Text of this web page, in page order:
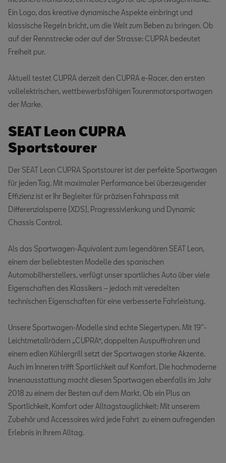
Ein Logo, das kreative dynamische Aspekte einbringt und
klassische Regeln bricht, um die Welt zum Beben zu bringen. Ob
auf der Rennstrecke oder auf der Strasse: CUPRA bedeutet
Freiheit pur.
Aktuell testet CUPRA derzeit den CUPRA e-Racer, den ersten
vollelektrischen, wettbewerbsfähigen Tourenmotorsportwagen
der Marke.
SEAT Leon CUPRA
Sportstourer
Der SEAT Leon CUPRA Sportstourer ist der perfekte Sportwagen
für jeden Tag. Mit maximaler Performance bei überzeugender
Effizienz ist er Ihr Begleiter für präzisen Fahrspass mit
Differenzialsperre (XDS), Progressivlenkung und Dynamic
Chassis Control.
Als das Sportwagen-Äquivalent zum legendären SEAT Leon,
einem der beliebtesten Modelle des spanischen
Automobilherstellers, verfügt unser sportliches Auto über viele
Eigenschaften des Klassikers – jedoch mit veredelten
technischen Eigenschaften für eine verbesserte Fahrleistung.
Unsere Sportwagen-Modelle sind echte Siegertypen. Mit 19''-
Leichtmetallrädern „CUPRA“, doppelten Auspuffrohren und
einem edlen Kühlergrill setzt der Sportwagen starke Akzente.
Auch im Inneren trifft Sportlichkeit auf Komfort. Die hochmoderne
Innenausstattung macht diesen Sportwagen ebenfalls im Jahr
2018 zu einem der Besten auf dem Markt. Ob ein Plus an
Sportlichkeit, Komfort oder Alltagstauglichkeit: Mit unserem
Zubehör und Accessoires wird jede Fahrt zu einem aufregenden
Erlebnis in Ihrem Alltag.